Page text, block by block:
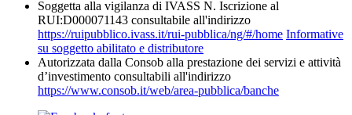
Soggetta alla vigilanza di IVASS N. Iscrizione al
RUI:D000071143 consultabile all'indirizzo
https://ruipubblico.ivass.it/rui-pubblica/ng/#/home Informative
su soggetto abilitato e distributore
Autorizzata dalla Consob alla prestazione dei servizi e attività
d’investimento consultabili all'indirizzo
https://www.consob.it/web/area-pubblica/banche